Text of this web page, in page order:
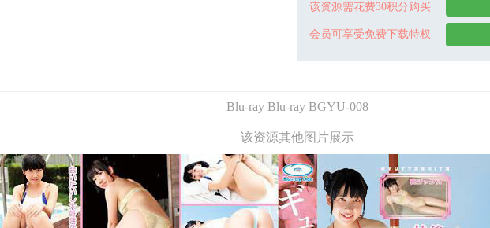
该资源需花费30积分购买
会员可享受免费下载特权
Blu-ray Blu-ray BGYU-008
该资源其他图片展示